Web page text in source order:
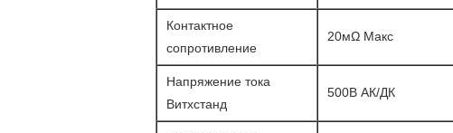
Контактное
сопротивление
20мΩ Макс
Напряжение тока
Витхстанд
500В АК/ДК